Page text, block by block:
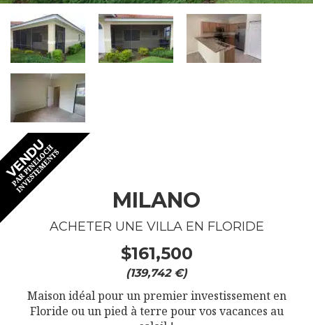
MILANO
ACHETER UNE VILLA EN FLORIDE
$161,500
(139,742 €)
Maison idéal pour un premier investissement en
Floride ou un pied à terre pour vos vacances au